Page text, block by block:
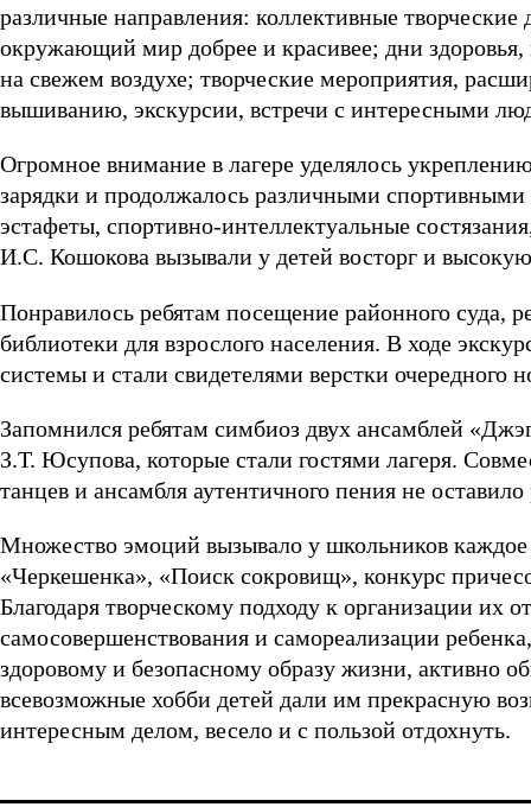
различные направления: коллективные
окружающий мир добрее и красивее; дни
на свежем воздухе; творческие мероприятия,
вышиванию, экскурсии, встречи с интересными
Огромное внимание в лагере уделялось
зарядки и продолжалось различными
эстафеты, спортивно-интеллектуальные
И.С. Кошокова вызывали у детей восторг и
Понравилось ребятам посещение районного суда,
библиотеки для взрослого населения. В ходе
системы и стали свидетелями верстки очередного
Запомнился ребятам симбиоз двух ансамблей
З.Т. Юсупова, которые стали гостями лагеря.
танцев и ансамбля аутентичного пения не
Множество эмоций вызывало у школьников
«Черкешенка», «Поиск сокровищ», конкурс
Благодаря творческому подходу к организации их
самосовершенствования и самореализации
здоровому и безопасному образу жизни, активно
всевозможные хобби детей дали им прекрасную
интересным делом, весело и с пользой отдохнуть.